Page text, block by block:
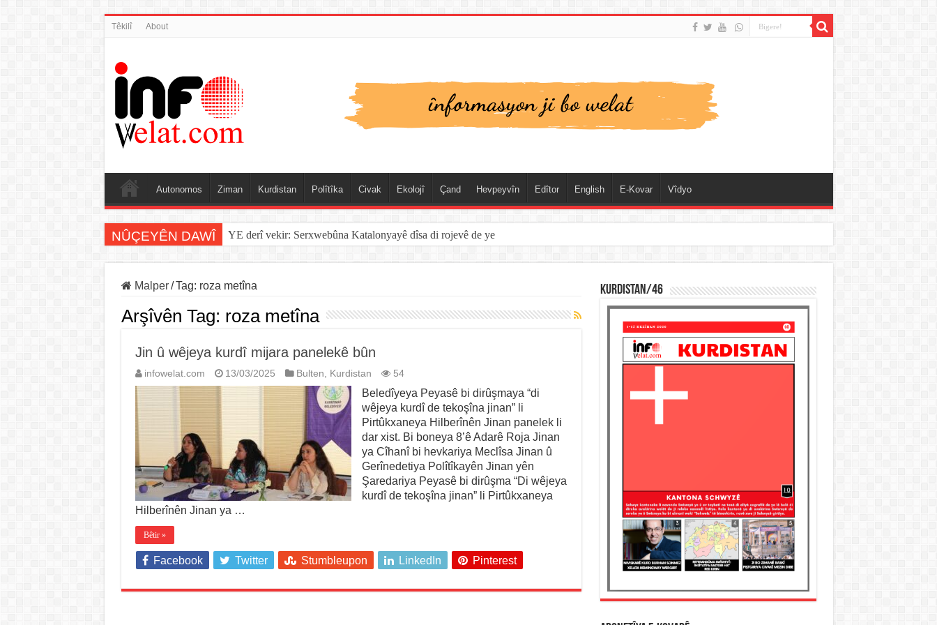
Têkilî About
Autonomos Ziman Kurdistan Polîtîka Civak Ekolojî Çand Hevpeyvîn Edîtor English E-Kovar Vîdyo
NÛÇEYÊN DAWÎ YE derî vekir: Serxwebûna Katalonyayê dîsa di rojevê de ye
Malper / Tag: roza metîna
Arşîvên Tag: roza metîna
Jin û wêjeya kurdî mijara panelekê bûn
infowelat.com 13/03/2025 Bulten, Kurdistan 54
Beledîyeya Peyasê bi dirûşmaya “di
wêjeya kurdî de tekoşîna jinan” li
Pirtûkxaneya Hilberînên Jinan panelek li
dar xist. Bi boneya 8’ê Adarê Roja Jinan
ya Cîhanî bi hevkariya Meclîsa Jinan û
Gerînedetiya Polîtîkayên Jinan yên
Şaredariya Peyasê bi dirûşma “Di wêjeya
kurdî de tekoşîna jinan” li Pirtûkxaneya
Hilberînên Jinan ya …
Bêtir »
Facebook Twitter Stumbleupon LinkedIn Pinterest
KURDISTAN/46